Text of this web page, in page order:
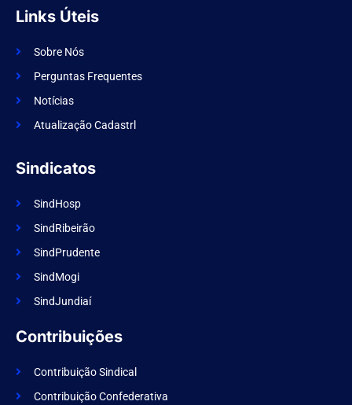
f
a
e
o
k
g
r
m
Links Úteis
Sobre Nós
Perguntas Frequentes
Notícias
Atualização Cadastrl
Sindicatos
SindHosp
SindRibeirão
SindPrudente
SindMogi
SindJundiaí
Contribuições
Contribuição Sindical
Contribuição Confederativa